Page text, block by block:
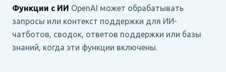
Функции с ИИ OpenAI может обрабатывать
запросы или контекст поддержки для ИИ-
чатботов, сводок, ответов поддержки или базы
знаний, когда эти функции включены.